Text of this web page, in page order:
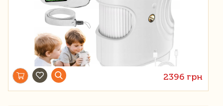
2396 грн